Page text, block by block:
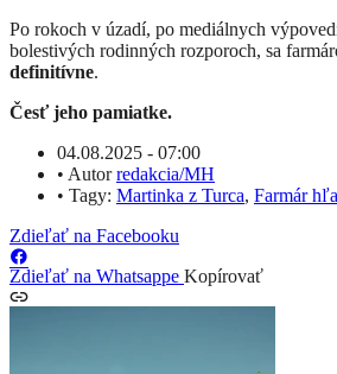
Po rokoch v úzadí, po mediálnych
bolestivých rodinných rozporoch, sa
definitívne.
Česť jeho pamiatke.
04.08.2025 - 07:00
• Autorredakcia/MH
• Tagy: Martinka z Turca, Farmár
Zdieľať na Facebooku
Zdieľať na Whatsappe Kopírovať